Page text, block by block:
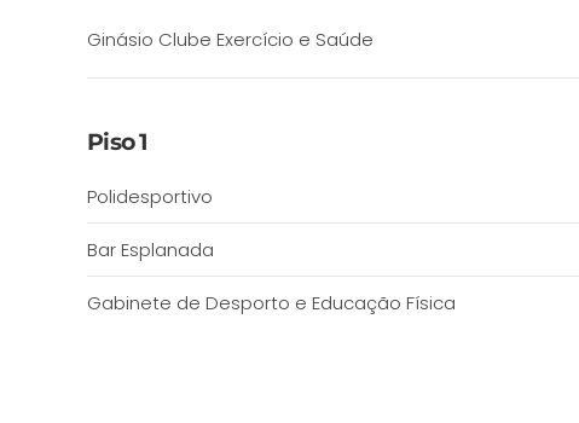
Ginásio Clube Exercício e Saúde
Piso 1
Polidesportivo
Bar Esplanada
Gabinete de Desporto e Educação Física